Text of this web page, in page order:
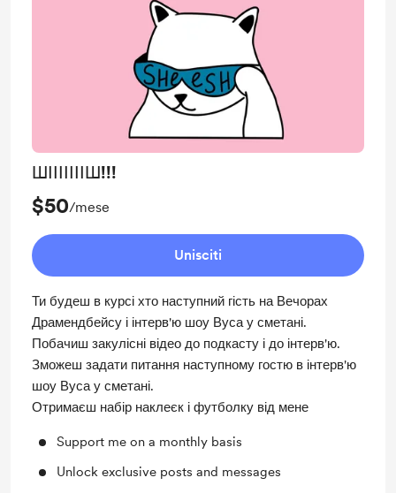
ШІІІІІІІШ!!!
$50/mese
Unisciti
Ти будеш в курсі хто наступний гість на Вечорах
Драмендбейсу і інтерв'ю шоу Вуса у сметані.
Побачиш закулісні відео до подкасту і до інтерв'ю.
Зможеш задати питання наступному гостю в інтерв'ю
шоу Вуса у сметані.
Отримаєш набір наклеєк і футболку від мене
Support me on a monthly basis
Unlock exclusive posts and messages